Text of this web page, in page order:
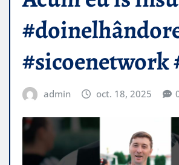
#sicoenetwork
admin oct. 18, 2025